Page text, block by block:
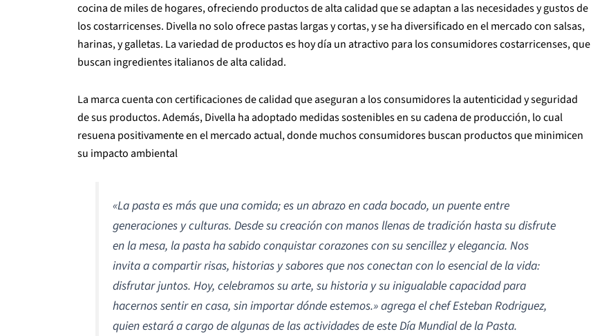
cocina de miles de hogares, ofreciendo productos de alta calidad que se adaptan a las necesidades y gustos de
los costarricenses. Divella no solo ofrece pastas largas y cortas, y se ha diversificado en el mercado con salsas,
harinas, y galletas. La variedad de productos es hoy día un atractivo para los consumidores costarricenses, que
buscan ingredientes italianos de alta calidad.
La marca cuenta con certificaciones de calidad que aseguran a los consumidores la autenticidad y seguridad
de sus productos. Además, Divella ha adoptado medidas sostenibles en su cadena de producción, lo cual
resuena positivamente en el mercado actual, donde muchos consumidores buscan productos que minimicen
su impacto ambiental
«La pasta es más que una comida; es un abrazo en cada bocado, un puente entre
generaciones y culturas. Desde su creación con manos llenas de tradición hasta su disfrute
en la mesa, la pasta ha sabido conquistar corazones con su sencillez y elegancia. Nos
invita a compartir risas, historias y sabores que nos conectan con lo esencial de la vida:
disfrutar juntos. Hoy, celebramos su arte, su historia y su inigualable capacidad para
hacernos sentir en casa, sin importar dónde estemos.» agrega el chef Esteban Rodriguez,
quien estará a cargo de algunas de las actividades de este Día Mundial de la Pasta.